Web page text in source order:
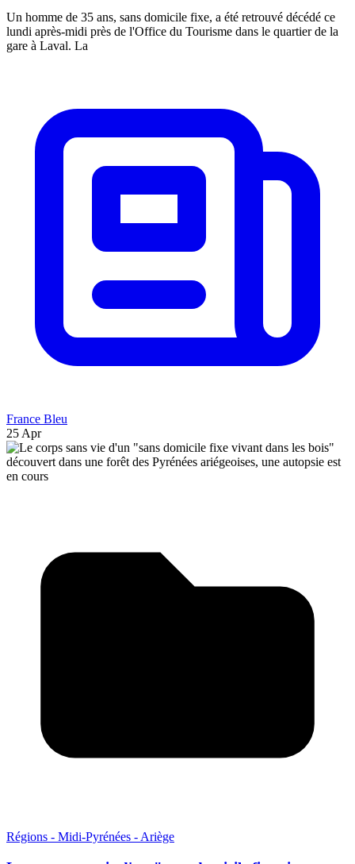
Un homme de 35 ans, sans domicile fixe, a été retrouvé décédé ce
lundi après-midi près de l'Office du Tourisme dans le quartier de la
gare à Laval. La
France Bleu
25 Apr
Régions - Midi-Pyrénées - Ariège